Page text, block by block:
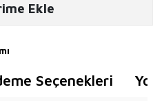
Ekle
Seçenekleri